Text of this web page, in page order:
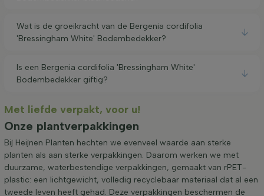
Wat is de groeikracht van de Bergenia cordifolia
'Bressingham White' Bodembedekker?
Is een Bergenia cordifolia 'Bressingham White'
Bodembedekker giftig?
Met liefde verpakt, voor u!
Onze plantverpakkingen
Bij Heijnen Planten hechten we evenveel waarde aan sterke
planten als aan sterke verpakkingen. Daarom werken we met
duurzame, waterbestendige verpakkingen, gemaakt van rPET-
plastic: een lichtgewicht, volledig recyclebaar materiaal dat al een
tweede leven heeft gehad. Deze verpakkingen beschermen de